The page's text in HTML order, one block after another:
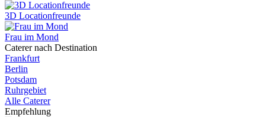
3D Locationfreunde
Frau im Mond
Caterer nach Destination
Frankfurt
Berlin
Potsdam
Ruhrgebiet
Alle Caterer
Empfehlung